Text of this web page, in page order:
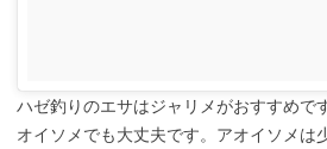
ハゼ釣りのエサはジャリメがおすすめで
オイソメでも大丈夫です。アオイソメは